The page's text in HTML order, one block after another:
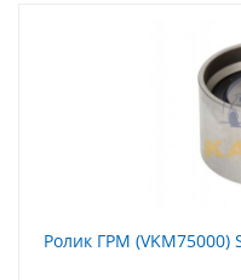
Ролик ГРМ (VKM75000)